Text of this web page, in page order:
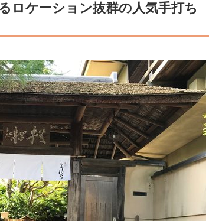
ロケーション抜群の人気手打ち